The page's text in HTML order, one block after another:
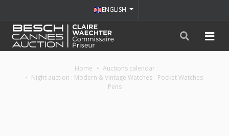
ENGLISH
Home
Auctions calendar
Night auction : Modern & Vintage Watches - Pocket Watches -
Pens